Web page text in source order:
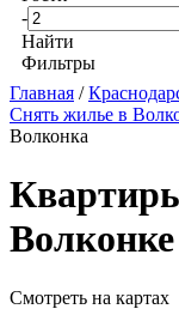
-
Найти
Фильтры
Главная /
Снять жилье в
Волконка
Смотреть на картах